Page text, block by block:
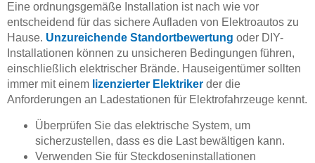
Eine ordnungsgemäße Installation ist nach wie vor
entscheidend für das sichere Aufladen von Elektroautos zu
Hause. Unzureichende Standortbewertung oder DIY-
Installationen können zu unsicheren Bedingungen führen,
einschließlich elektrischer Brände. Hauseigentümer sollten
immer mit einem lizenzierter Elektriker der die
Anforderungen an Ladestationen für Elektrofahrzeuge kennt.
Überprüfen Sie das elektrische System, um
sicherzustellen, dass es die Last bewältigen kann.
Verwenden Sie für Steckdoseninstallationen